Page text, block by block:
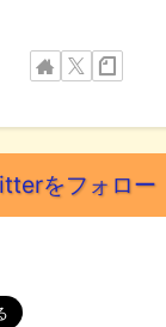
をフォロー